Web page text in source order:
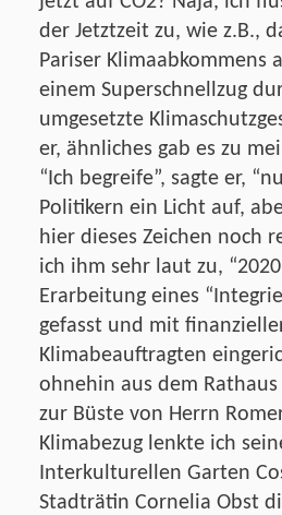
der Jetztzeit zu, wie z.B.,
Pariser Klimaabkommens
einem Superschnellzug
umgesetzte
er, ähnliches gab es zu
“Ich begreife”, sagte er,
Politikern ein Licht auf,
hier dieses Zeichen noch
ich ihm sehr laut zu,
Erarbeitung eines
gefasst und mit
Klimabeauftragten
ohnehin aus dem
zur Büste von Herrn
Klimabezug lenkte ich
Interkulturellen Garten
Stadträtin Cornelia Obst